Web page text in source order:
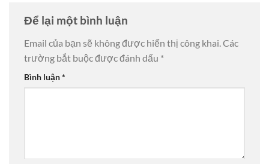
Để lại một bình luận
Email của bạn sẽ không được hiển thị công khai.Các
trường bắt buộc được đánh dấu *
Bình luận*